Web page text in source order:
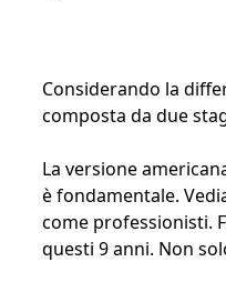
Considerando la
composta da due
La versione
è fondamentale.
come professionisti.
questi 9 anni. Non